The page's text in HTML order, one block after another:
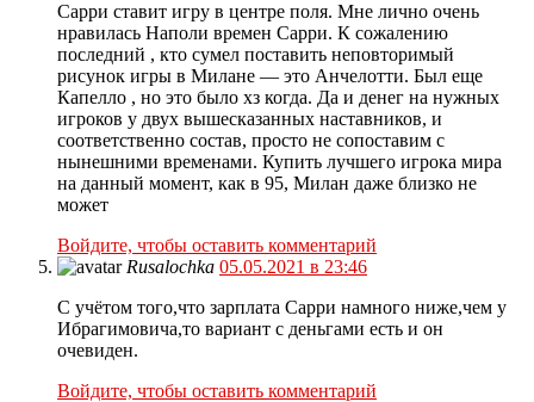
Сарри ставит игру в центре поля. Мне лично очень
нравилась Наполи времен Сарри. К сожалению
последний , кто сумел поставить неповторимый
рисунок игры в Милане — это Анчелотти. Был еще
Капелло , но это было хз когда. Да и денег на нужных
игроков у двух вышесказанных наставников, и
соответственно состав, просто не сопоставим с
нынешними временами. Купить лучшего игрока мира
на данный момент, как в 95, Милан даже близко не
может
Войдите, чтобы оставить комментарий
Rusalochka 05.05.2021 в 23:46
С учётом того,что зарплата Сарри намного ниже,чем у
Ибрагимовича,то вариант с деньгами есть и он
очевиден.
Войдите, чтобы оставить комментарий